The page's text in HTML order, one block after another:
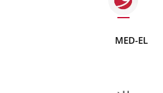
MED-EL